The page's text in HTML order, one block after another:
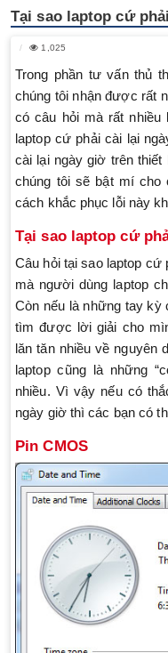
Tại sao laptop cứ
1,025
Trong phần tư vấn thủ
chúng tôi nhận được rất
có câu hỏi mà rất nhiều
laptop cứ phải cài lại
cài lại ngày giờ trên thiết
chúng tôi sẽ bật mí cho
cách khắc phục lỗi này
Tại sao laptop cứ
Câu hỏi tại sao laptop cứ
mà người dùng laptop
Còn nếu là những tay kỳ
tìm được lời giải cho
lăn tăn nhiều về nguyên
laptop cũng là những
nhiều. Vì vậy nếu có
ngày giờ thì các bạn có
Pin CMOS